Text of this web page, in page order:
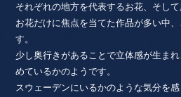
それぞれの地方を代表するお花、そして
お花だけに焦点を当てた作品が多い中
す。
少し奥行きがあることで立体感が生ま
めているかのようです。
スウェーデンにいるかのような気分を